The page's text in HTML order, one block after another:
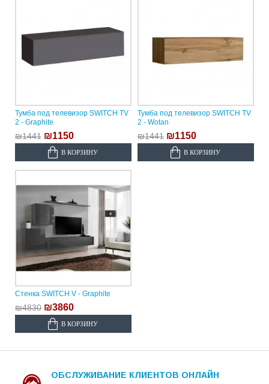
Тумба под телевизор SWITCH TV
2 - Graphite
₪1441 ₪1150
В КОРЗИНУ
Тумба под телевизор SWITCH TV
2 - Wotan
₪1441 ₪1150
В КОРЗИНУ
Стенка SWITCH V - Graphite
₪4830 ₪3860
В КОРЗИНУ
ОБСЛУЖИВАНИЕ КЛИЕНТОВ ОНЛАЙН